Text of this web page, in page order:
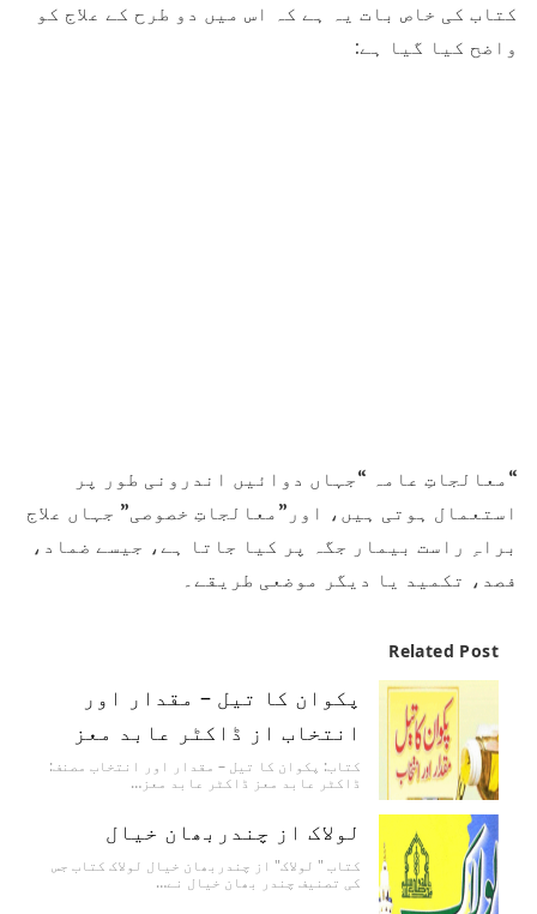
کتاب کی خاص بات یہ ہے کہ اس میں دو طرح کے علاج کو
واضح کیا گیا ہے:
“معالجاتِ عامہ “جہاں دوائیں اندرونی طور پر
استعمال ہوتی ہیں، اور”معالجاتِ خصوصی” جہاں علاج
براہِ راست بیمار جگہ پر کیا جاتا ہے، جیسے ضماد،
فصد، تکمید یا دیگر موضعی طریقے۔
Related Post
پکوان کا تیل – مقدار اور
انتخاب از ڈاکٹر عابد معز
کتاب: پکوان کا تیل – مقدار اور انتخاب مصنف:
ڈاکٹر عابد معز ڈاکٹر عابد معز…
لولاک از چندربھان خیال
کتاب " لولاک" از چندربھان خیال لولاک کتاب جس
کی تصنیف چندر بھان خیال نے…